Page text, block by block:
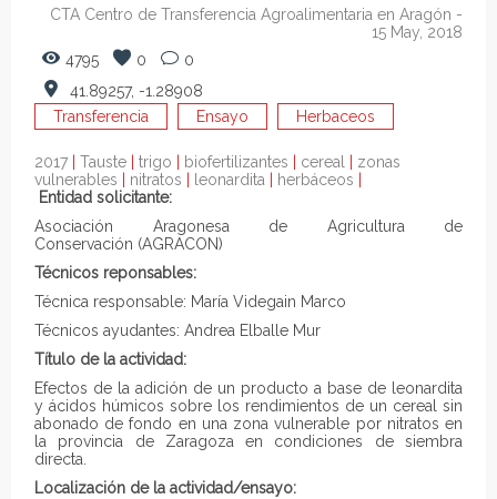
CTA Centro de Transferencia Agroalimentaria en Aragón -
15 May, 2018
4795
0
0
41.89257, -1.28908
Transferencia
Ensayo Herbaceos
2017 Tauste trigo biofertilizantes cereal
zonas
vulnerables
nitratos leonardita herbáceos
Entidad solicitante:
Asociación Aragonesa de Agricultura de
Conservación (AGRACON)
Técnicos reponsables:
Técnica responsable: María Videgain Marco
Técnicos ayudantes: Andrea Elballe Mur
Título de la actividad:
Efectos de la adición de un producto a base de leonardita
y ácidos húmicos sobre los rendimientos de un cereal sin
abonado de fondo en una zona vulnerable por nitratos en
la provincia de Zaragoza en condiciones de siembra
directa.
Localización de la actividad/ensayo: